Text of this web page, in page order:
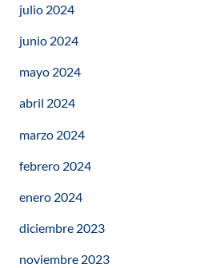
julio 2024
junio 2024
mayo 2024
abril 2024
marzo 2024
febrero 2024
enero 2024
diciembre 2023
noviembre 2023